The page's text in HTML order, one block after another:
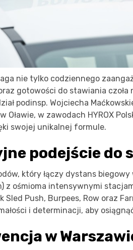
nie tylko codziennego
gotowości do stawiania
podinsp. Wojciecha
Oławie, w zawodach HYROX
swojej unikalnej formule.
podejście do
który łączy dystans
z ośmioma intensywnymi
Push, Burpees, Row oraz
i determinacji, aby
w